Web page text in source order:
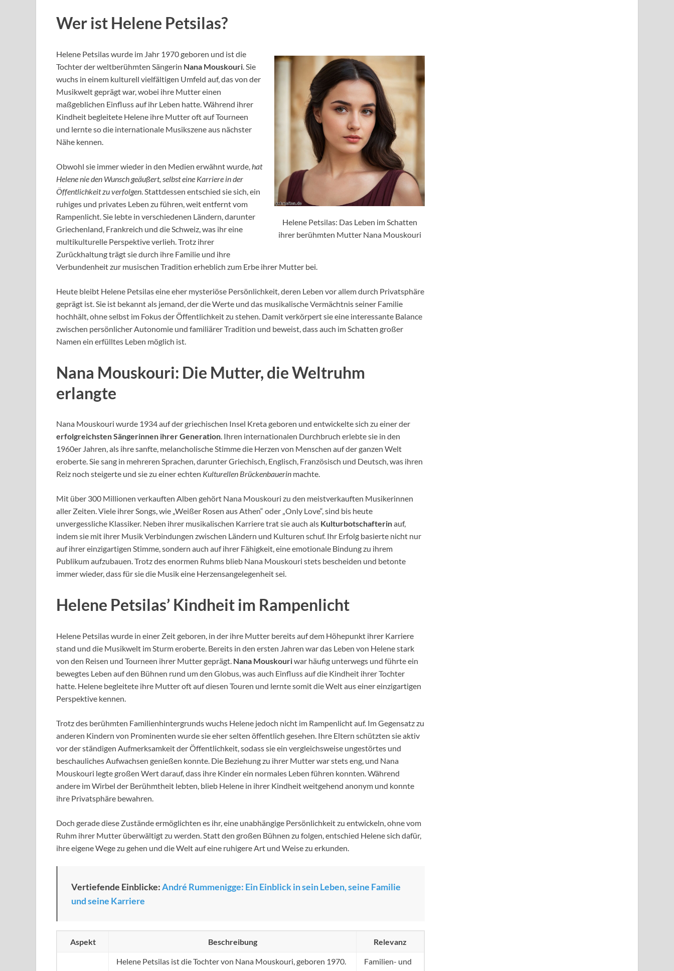
Wer ist Helene Petsilas?
Helene Petsilas: Das Leben im Schatten
ihrer berühmten Mutter Nana Mouskouri
Helene Petsilas wurde im Jahr 1970 geboren und ist die
Tochter der weltberühmten Sängerin Nana Mouskouri. Sie
wuchs in einem kulturell vielfältigen Umfeld auf, das von der
Musikwelt geprägt war, wobei ihre Mutter einen
maßgeblichen Einfluss auf ihr Leben hatte. Während ihrer
Kindheit begleitete Helene ihre Mutter oft auf Tourneen
und lernte so die internationale Musikszene aus nächster
Nähe kennen.
Obwohl sie immer wieder in den Medien erwähnt wurde,hat
Helene nie den Wunsch geäußert, selbst eine Karriere in der
Öffentlichkeit zu verfolgen. Stattdessen entschied sie sich, ein
ruhiges und privates Leben zu führen, weit entfernt vom
Rampenlicht. Sie lebte in verschiedenen Ländern, darunter
Griechenland, Frankreich und die Schweiz, was ihr eine
multikulturelle Perspektive verlieh. Trotz ihrer
Zurückhaltung trägt sie durch ihre Familie und ihre
Verbundenheit zur musischen Tradition erheblich zum Erbe ihrer Mutter bei.
Heute bleibt Helene Petsilas eine eher mysteriöse Persönlichkeit, deren Leben vor allem durch Privatsphäre
geprägt ist. Sie ist bekannt als jemand, der die Werte und das musikalische Vermächtnis seiner Familie
hochhält, ohne selbst im Fokus der Öffentlichkeit zu stehen. Damit verkörpert sie eine interessante Balance
zwischen persönlicher Autonomie und familiärer Tradition und beweist, dass auch im Schatten großer
Namen ein erfülltes Leben möglich ist.
Nana Mouskouri: Die Mutter, die Weltruhm
erlangte
Nana Mouskouri wurde 1934 auf der griechischen Insel Kreta geboren und entwickelte sich zu einer der
erfolgreichsten Sängerinnen ihrer Generation. Ihren internationalen Durchbruch erlebte sie in den
1960er Jahren, als ihre sanfte, melancholische Stimme die Herzen von Menschen auf der ganzen Welt
eroberte. Sie sang in mehreren Sprachen, darunter Griechisch, Englisch, Französisch und Deutsch, was ihren
Reiz noch steigerte und sie zu einer echten Kulturellen Brückenbauerin machte.
Mit über 300 Millionen verkauften Alben gehört Nana Mouskouri zu den meistverkauften Musikerinnen
aller Zeiten. Viele ihrer Songs, wie „Weißer Rosen aus Athen“ oder „Only Love“, sind bis heute
unvergessliche Klassiker. Neben ihrer musikalischen Karriere trat sie auch als Kulturbotschafterinauf,
indem sie mit ihrer Musik Verbindungen zwischen Ländern und Kulturen schuf. Ihr Erfolg basierte nicht nur
auf ihrer einzigartigen Stimme, sondern auch auf ihrer Fähigkeit, eine emotionale Bindung zu ihrem
Publikum aufzubauen. Trotz des enormen Ruhms blieb Nana Mouskouri stets bescheiden und betonte
immer wieder, dass für sie die Musik eine Herzensangelegenheit sei.
Helene Petsilas’ Kindheit im Rampenlicht
Helene Petsilas wurde in einer Zeit geboren, in der ihre Mutter bereits auf dem Höhepunkt ihrer Karriere
stand und die Musikwelt im Sturm eroberte. Bereits in den ersten Jahren war das Leben von Helene stark
von den Reisen und Tourneen ihrer Mutter geprägt. Nana Mouskouriwar häufig unterwegs und führte ein
bewegtes Leben auf den Bühnen rund um den Globus, was auch Einfluss auf die Kindheit ihrer Tochter
hatte. Helene begleitete ihre Mutter oft auf diesen Touren und lernte somit die Welt aus einer einzigartigen
Perspektive kennen.
Trotz des berühmten Familienhintergrunds wuchs Helene jedoch nicht im Rampenlicht auf. Im Gegensatz zu
anderen Kindern von Prominenten wurde sie eher selten öffentlich gesehen. Ihre Eltern schützten sie aktiv
vor der ständigen Aufmerksamkeit der Öffentlichkeit, sodass sie ein vergleichsweise ungestörtes und
beschauliches Aufwachsen genießen konnte. Die Beziehung zu ihrer Mutter war stets eng, und Nana
Mouskouri legte großen Wert darauf, dass ihre Kinder ein normales Leben führen konnten. Während
andere im Wirbel der Berühmtheit lebten, blieb Helene in ihrer Kindheit weitgehend anonym und konnte
ihre Privatsphäre bewahren.
Doch gerade diese Zustände ermöglichten es ihr, eine unabhängige Persönlichkeit zu entwickeln, ohne vom
Ruhm ihrer Mutter überwältigt zu werden. Statt den großen Bühnen zu folgen, entschied Helene sich dafür,
ihre eigene Wege zu gehen und die Welt auf eine ruhigere Art und Weise zu erkunden.
Vertiefende Einblicke:André Rummenigge: Ein Einblick in sein Leben, seine Familie
und seine Karriere
Aspekt Beschreibung Relevanz
Helene Petsilas ist die Tochter von Nana Mouskouri, geboren 1970.
Familien- und